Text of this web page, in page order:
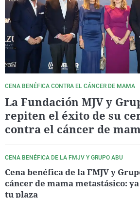
CENA BENÉFICA CONTRA EL CÁNCER DE MAMA
La Fundación MJV y
repiten el éxito de su
contra el cáncer de
CENA BENÉFICA DE LA FMJV Y GRUPO ABU
Cena benéfica de la FMJV y
cáncer de mama metastásico:
tu plaza